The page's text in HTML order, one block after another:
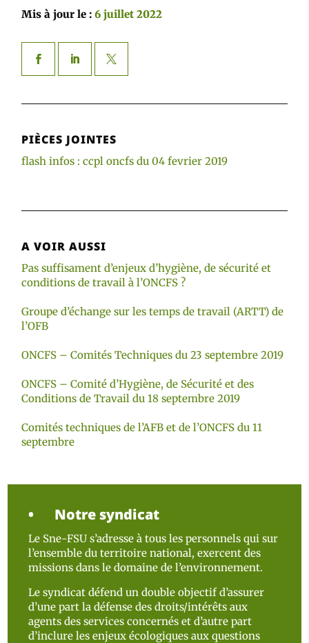
Mis à jour le :6 juillet 2022
PIÈCES JOINTES
flash infos : ccpl oncfs du 04 fevrier 2019
A VOIR AUSSI
Pas suffisament d’enjeux d’hygiène, de sécurité et
conditions de travail à l’ONCFS ?
Groupe d’échange sur les temps de travail (ARTT) de
l’OFB
ONCFS – Comités Techniques du 23 septembre 2019
ONCFS – Comité d’Hygiène, de Sécurité et des
Conditions de Travail du 18 septembre 2019
Comités techniques de l’AFB et de l’ONCFS du 11
septembre
Notre syndicat
Le Sne-FSU s’adresse à tous les personnels qui sur
l’ensemble du territoire national, exercent des
missions dans le domaine de l’environnement.
Le syndicat défend un double objectif d’assurer
d’une part la défense des droits/intérêts aux
agents des services concernés et d’autre part
d’inclure les enjeux écologiques aux questions